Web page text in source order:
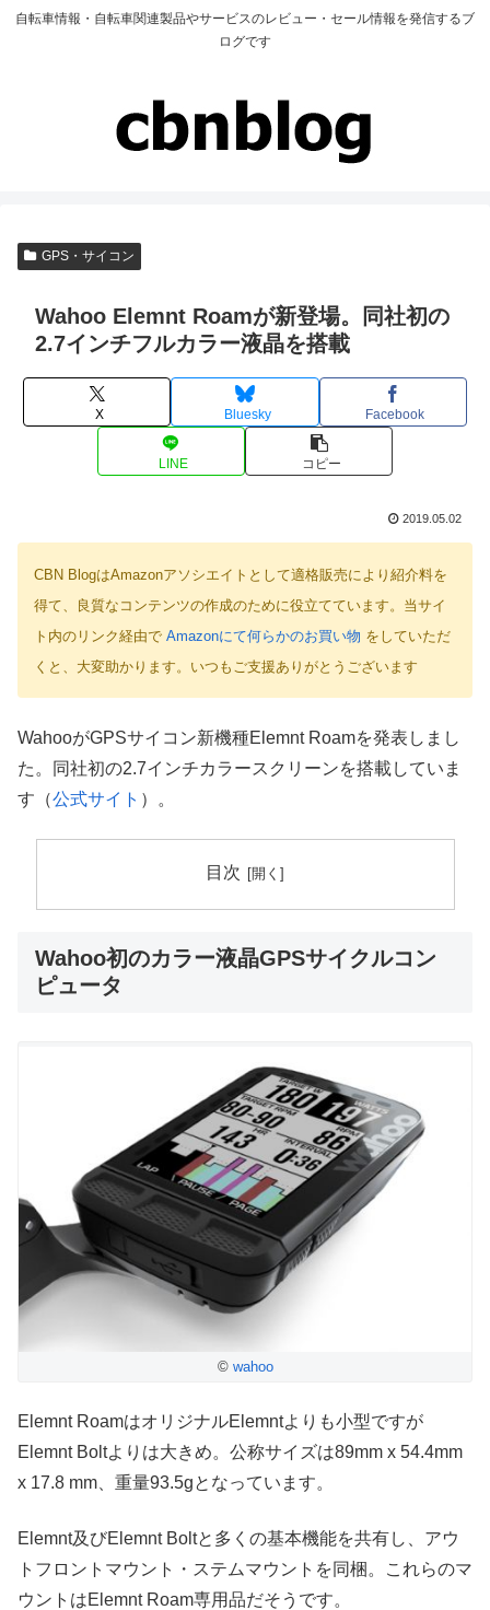
自転車情報・自転車関連製品やサービスのレビュー・セール情報を発信するブ
ログです
GPS・サイコン
Wahoo Elemnt Roamが新登場。同社初の
2.7インチフルカラー液晶を搭載
X Bluesky Facebook
LINE コピー
2019.05.02
CBN BlogはAmazonアソシエイトとして適格販売により紹介料を
得て、良質なコンテンツの作成のために役立てています。当サイ
ト内のリンク経由で Amazonにて何らかのお買い物 をしていただ
くと、大変助かります。いつもご支援ありがとうございます
WahooがGPSサイコン新機種Elemnt Roamを発表しまし
た。同社初の2.7インチカラースクリーンを搭載していま
す（公式サイト ）。
目次
Wahoo初のカラー液晶GPSサイクルコン
ピュータ
© wahoo
Elemnt RoamはオリジナルElemntよりも小型ですが
Elemnt Boltよりは大きめ。公称サイズは89mm x 54.4mm
x 17.8 mm、重量93.5gとなっています。
Elemnt及びElemnt Boltと多くの基本機能を共有し、アウ
トフロントマウント・ステムマウントを同梱。これらのマ
ウントはElemnt Roam専用品だそうです。